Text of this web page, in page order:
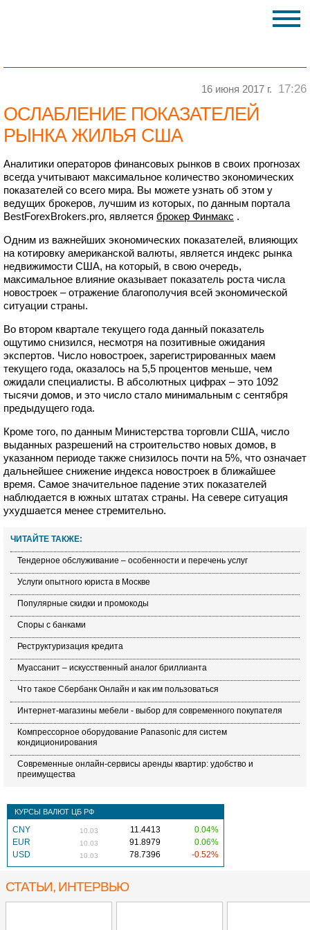
16 июня 2017 г. 17:26
ОСЛАБЛЕНИЕ ПОКАЗАТЕЛЕЙ
РЫНКА ЖИЛЬЯ США
Аналитики операторов финансовых рынков в своих прогнозах
всегда учитывают максимальное количество экономических
показателей со всего мира. Вы можете узнать об этом у
ведущих брокеров, лучшим из которых, по данным портала
BestForexBrokers.pro, является брокер Финмакс .
Одним из важнейших экономических показателей, влияющих
на котировку американской валюты, является индекс рынка
недвижимости США, на который, в свою очередь,
максимальное влияние оказывает показатель роста числа
новостроек – отражение благополучия всей экономической
ситуации страны.
Во втором квартале текущего года данный показатель
ощутимо снизился, несмотря на позитивные ожидания
экспертов. Число новостроек, зарегистрированных маем
текущего года, оказалось на 5,5 процентов меньше, чем
ожидали специалисты. В абсолютных цифрах – это 1092
тысячи домов, и это число стало минимальным с сентября
предыдущего года.
Кроме того, по данным Министерства торговли США, число
выданных разрешений на строительство новых домов, в
указанном периоде также снизилось почти на 5%, что означает
дальнейшее снижение индекса новостроек в ближайшее
время. Самое значительное падение этих показателей
наблюдается в южных штатах страны. На севере ситуация
ухудшается менее стремительно.
ЧИТАЙТЕ ТАКЖЕ:
Тендерное обслуживание – особенности и перечень услуг
Услуги опытного юриста в Москве
Популярные скидки и промокоды
Споры с банками
Реструктуризация кредита
Муассанит – искусственный аналог бриллианта
Что такое Сбербанк Онлайн и как им пользоваться
Интернет-магазины мебели - выбор для современного покупателя
Компрессорное оборудование Panasonic для систем
кондиционирования
Современные онлайн-сервисы аренды квартир: удобство и
преимущества
КУРСЫ ВАЛЮТ ЦБ РФ
CNY 10.03 11.4413
0.04%
EUR
10.03 91.8979
0.06%
USD
10.03 78.7396 -0.52%
СТАТЬИ, ИНТЕРВЬЮ